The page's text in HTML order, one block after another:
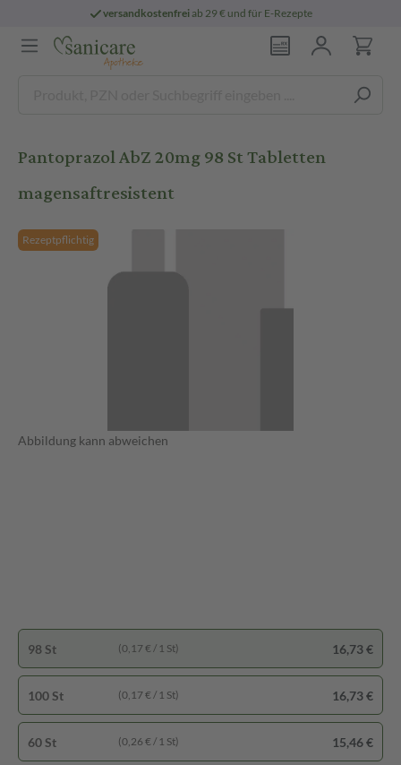
versandkostenfreiab 29 € und für E-Rezepte
Pantoprazol AbZ 20mg 98 St Tabletten
magensaftresistent
Rezeptpflichtig
Abbildung kann abweichen
100 St (0,17 € / 1 St) 16,73 €
98 St (0,17 € / 1 St) 16,73 €
60 St (0,26 € / 1 St) 15,46 €